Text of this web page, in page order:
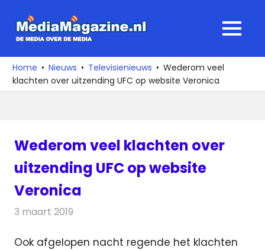
naar
media
over
de
MENU
Home Nieuws Televisienieuws
Wederom veel
klachten over uitzending UFC op website Veronica
Wederom veel klachten over
uitzending UFC op website
Veronica
3 maart 2019
Ook afgelopen nacht regende het klachten